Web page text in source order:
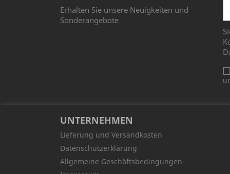
Erhalten Sie unsere Neuigkeiten und
Sonderangebote
UNTERNEHMEN
Lieferung und Versandkosten
Datenschutzerklärung
Allgemeine Geschäftsbedingungen